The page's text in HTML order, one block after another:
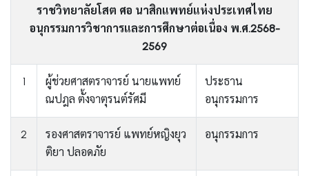
ราชวิทยาลัยโสต ศอ นาสิกแพทย์แห่งประเทศไทย
อนุกรรมการวิชาการและการศึกษาต่อเนื่อง พ.ศ.2568-
2569
1
ผู้ช่วยศาสตราจารย์ นายแพทย์
ณปฎล ตั้งจาตุรนต์รัศมี
ประธาน
อนุกรรมการ
2
รองศาสตราจารย์ แพทย์หญิงยุว
ติยา ปลอดภัย
อนุกรรมการ